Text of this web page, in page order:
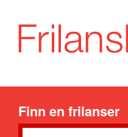
Finn en frilanser